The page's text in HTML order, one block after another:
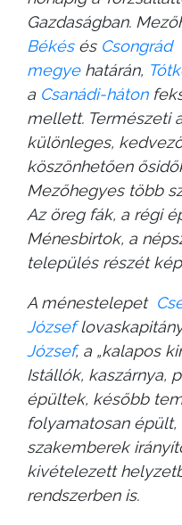
Gazdaságban.
Békésés Csongrád
megyehatárán,
a Csanádi-háton
mellett. Természeti
különleges,
köszönhetően
Mezőhegyes több
Az öreg fák, a régi
Ménesbirtok, a
település részét
A ménestelepet
József
József, a „kalapos
Istállók, kaszárnya,
épültek, később
folyamatosan
szakemberek
kivételezett
rendszerben is.